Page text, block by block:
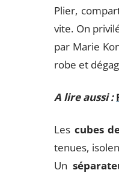
Plier,
vite. On
par Marie
robe et
A lire aussi :
Les cubes
tenues,
Un